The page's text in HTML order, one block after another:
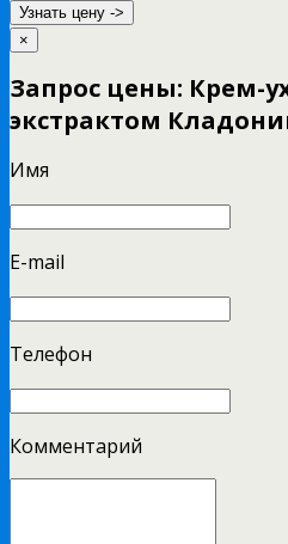
Узнать цену ->
×
Запрос цены: Крем-
экстрактом
Имя
E-mail
Телефон
Комментарий